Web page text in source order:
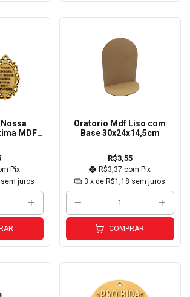
MDF
Pix
sem juros
Oratorio Mdf Liso com
Base 30x24x14,5cm
R$3,55
R$3,37com Pix
3 x de R$1,18 sem juros
COMPRAR